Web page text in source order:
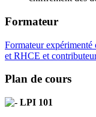
Formateur
Formateur
et RHCE et
Plan de cours
LPI 101